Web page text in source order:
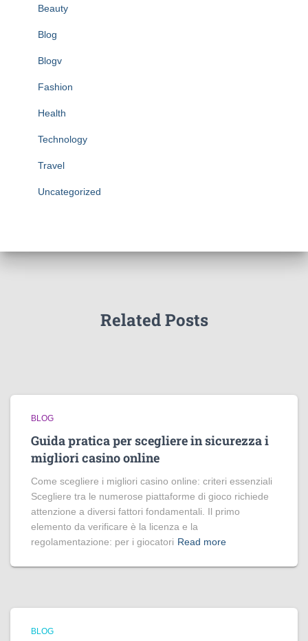
Beauty
Blog
Blogv
Fashion
Health
Technology
Travel
Uncategorized
Related Posts
BLOG
Guida pratica per scegliere in sicurezza i
migliori casino online
Come scegliere i migliori casino online: criteri essenziali
Scegliere tra le numerose piattaforme di gioco richiede
attenzione a diversi fattori fondamentali. Il primo
elemento da verificare è la licenza e la
regolamentazione: per i giocatori Read more
BLOG